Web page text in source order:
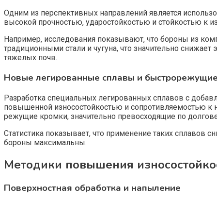
Одним из перспективных направлений является
высокой прочностью, ударостойкостью и стойкостью к
Например, исследования показывают, что бороны из
традиционными стали и чугуна, что значительно
тяжелых почв.
Новые легированные сплавы и
Разработка специальных легированных сплавов с
повышенной износостойкостью и сопротивляемостью к
режущие кромки, значительно превосходящие по
Статистика показывает, что применение таких сплавов
бороны максимальны.
Методики повышения
Поверхностная обработка и напыление